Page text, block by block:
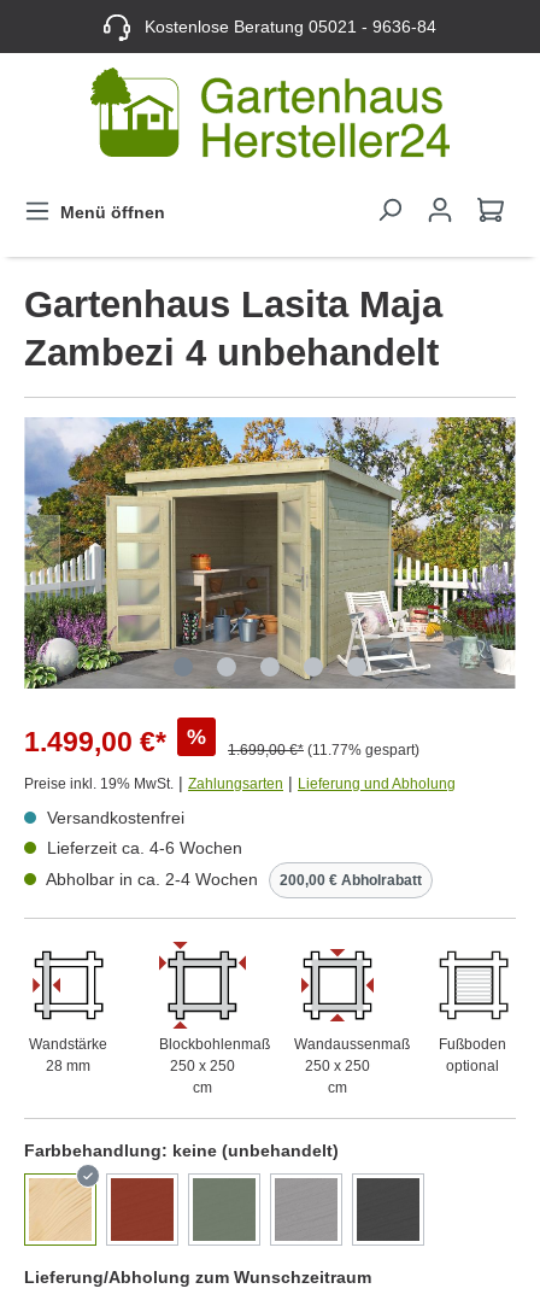
Kostenlose Beratung05021 - 9636-84
Menü öffnen
Gartenhaus Lasita Maja
Zambezi 4 unbehandelt
1.499,00 €* %
1.699,00 €* (11.77% gespart)
Preise inkl. 19% MwSt. | Zahlungsarten | Lieferung und Abholung
Versandkostenfrei
Lieferzeit ca. 4-6 Wochen
Abholbar in ca. 2-4 Wochen
200,00 € Abholrabatt
Wandstärke
28 mm
Blockbohlenmaß
250 x 250
cm
Wandaussenmaß
250 x 250
cm
Fußboden
optional
Farbbehandlung: keine (unbehandelt)
Lieferung/Abholung zum Wunschzeitraum